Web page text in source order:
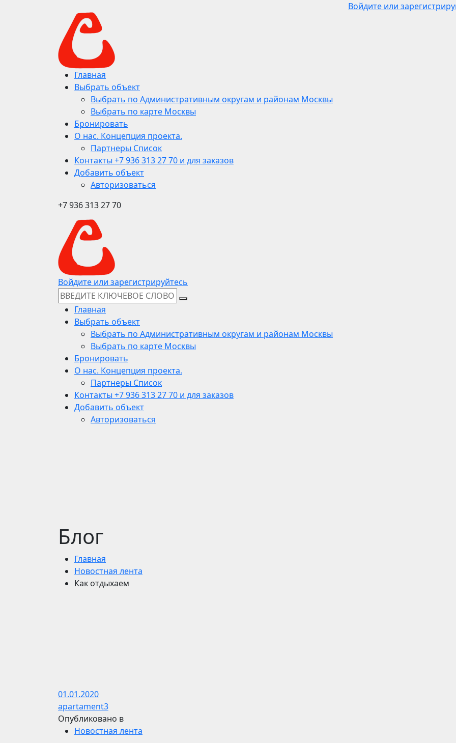
Войдите или
Главная
Выбрать объект
Выбрать по Административным округам и районам Москвы
Выбрать по карте Москвы
Бронировать
О нас. Концепция проекта.
Партнеры Список
Контакты +7 936 313 27 70 и для заказов
Добавить объект
Авторизоваться
+7 936 313 27 70
Войдите или зарегистрируйтесь
Главная
Выбрать объект
Выбрать по Административным округам и районам Москвы
Выбрать по карте Москвы
Бронировать
О нас. Концепция проекта.
Партнеры Список
Контакты +7 936 313 27 70 и для заказов
Добавить объект
Авторизоваться
Блог
Главная
Новостная лента
Как отдыхаем
01.01.2020
apartament3
Опубликовано в
Новостная лента